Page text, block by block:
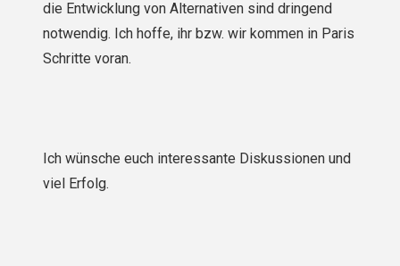
die Entwicklung von Alternativen sind dringend
notwendig. Ich hoffe, ihr bzw. wir kommen in Paris
Schritte voran.
Ich wünsche euch interessante Diskussionen und
viel Erfolg.